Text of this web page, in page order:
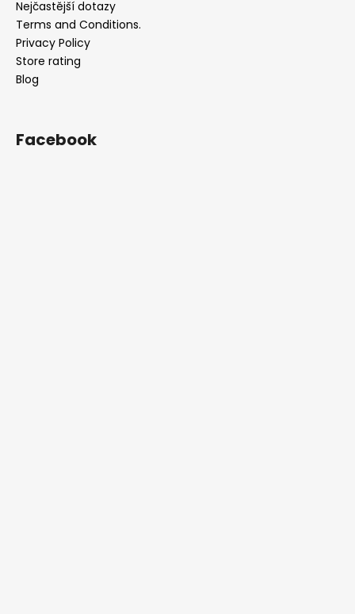
Nejčastější dotazy
Terms and Conditions.
Privacy Policy
Store rating
Blog
Facebook